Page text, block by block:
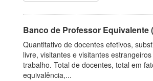
Banco de Professor Equivalente
Quantitativo de docentes efetivos,
livre, visitantes e visitantes
trabalho. Total de docentes, total em
equivalência,...